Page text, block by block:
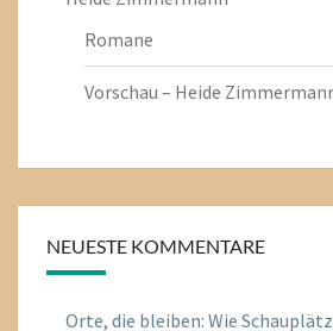
Romane
Vorschau – Heide
NEUESTE KOMMENTARE
Orte, die bleiben: Wie